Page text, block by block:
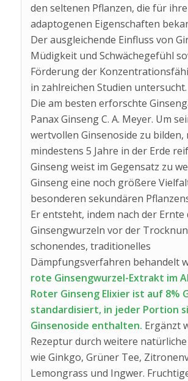
den seltenen Pflanzen, die für ihre
adaptogenen Eigenschaften
Der ausgleichende Einfluss von
Müdigkeit und Schwächegefühl
Förderung der
in zahlreichen Studien untersucht.
Die am besten erforschte
Panax Ginseng C. A. Meyer. Um
wertvollen Ginsenoside zu bilden,
mindestens 5 Jahre in der Erde
Ginseng weist im Gegensatz zu
Ginseng eine noch größere
besonderen sekundären
Er entsteht, indem nach der Ernte
Ginsengwurzeln vor der
schonendes, traditionelles
Dämpfungsverfahren behandelt
rote Ginsengwurzel-Extrakt im
Roter Ginseng Elixier ist auf 8%
standardisiert, in jeder Portion
Ginsenoside enthalten. Ergänzt
Rezeptur durch weitere
wie Ginkgo, Grüner Tee,
Lemongrass und Ingwer.